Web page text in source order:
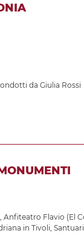
da Giulia Rossi
Anfiteatro Flavio (El
in Tivoli